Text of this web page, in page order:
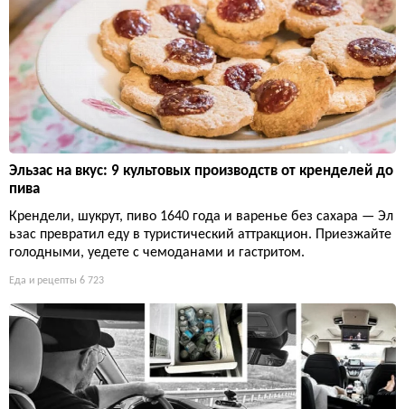
Эльзас на вкус: 9 культовых производств от кренделей до
пива
Крендели, шукрут, пиво 1640 года и варенье без сахара — Эл
ьзас превратил еду в туристический аттракцион. Приезжайте
голодными, уедете с чемоданами и гастритом.
Еда и рецепты 6 723